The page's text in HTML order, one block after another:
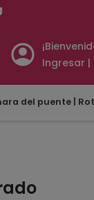
Ingresar |
del puente |